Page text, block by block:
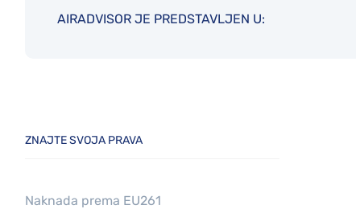
AIRADVISOR JE PREDSTAVLJEN U:
ZNAJTE SVOJA PRAVA
Naknada prema EU261